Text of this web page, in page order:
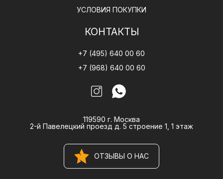
УСЛОВИЯ ПОКУПКИ
КОНТАКТЫ
+7 (495) 640 00 60
+7 (968) 640 00 60
119590 г. Москва
2-й Павелецкий проезд д. 5 строение 1, 1 этаж
ОТЗЫВЫ О НАС